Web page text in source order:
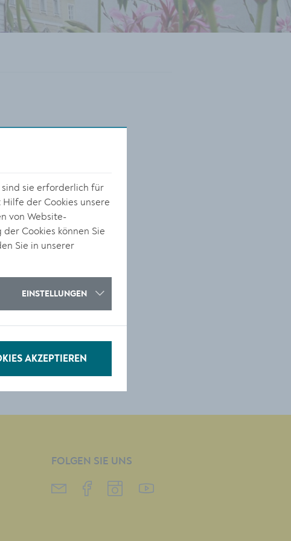
FOLGEN SIE UNS
sind sie erforderlich für
der Cookies unsere
von Website-
Cookies können Sie
Sie in unserer
EINSTELLUNGEN
AKZEPTIEREN